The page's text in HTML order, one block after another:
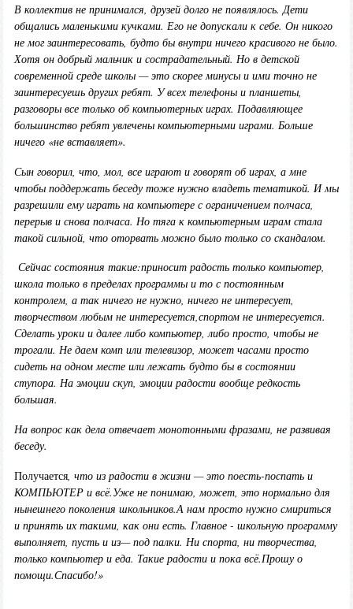
В коллектив не принимался друзей долго не появлялось. Дети
общались маленькими кучками. Его не допускали к себе. Он никого
не мог заинтересовать, будто бы внутри ничего красивого не было.
Хотя он добрый мальчик и сострадательный. Но в детской
современной среде школы —это скорее минусы и ими точно не
заинтересуешь других ребят. У всех телефоны и планшеты,
разговоры все только об компьютерных играх. Подавляющее
большинство ребят увлечены компьютерными играми. Больше
ничего «не вставляет».
Сын говорил, что, мол, все играют и говорят об играх, а мне
чтобы поддержать беседу тоже нужно владеть тематикой. И мы
разрешили ему играть на компьютере с ограничением полчаса,
перерыв и снова полчаса. Но тяга к компьютерным играм стала
такой сильной, что оторвать можно было только со скандалом.
Сейчас состояния такие:приносит радость только компьютер,
школа только в пределах программы и то с постоянным
контролем, а так ничего не нужно, ничего не интересует,
творчеством любым не интересуется,спортом не интересуется.
Сделать уроки и далее либо компьютер, либо просто, чтобы не
трогали. Не даем комп или телевизор, может часами просто
сидеть на одном месте или лежать будто бы в состоянии
ступора. На эмоции скуп, эмоции радости вообще редкость
большая.
На вопрос как дела отвечает монотонными фразами, не развивая
беседу.
Получается, что из радости в жизни —это поесть-поспать и
КОМПЬЮТЕР и всё.Уже не понимаю, может, это нормально для
нынешнего поколения школьников.А нам просто нужно смириться
и принять их такими, как они есть. Главное- школьную программу
выполняет, пусть и из—под палки. Ни спорта, ни творчества,
только компьютер и еда. Такие радости и пока всё.Прошу о
помощи.Спасибо!»